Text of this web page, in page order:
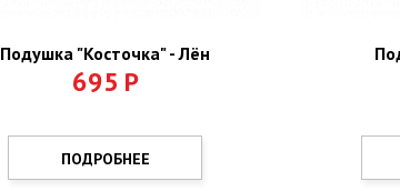
Подушка "Косточка" - Лён
695 Р
ПОДРОБНЕЕ